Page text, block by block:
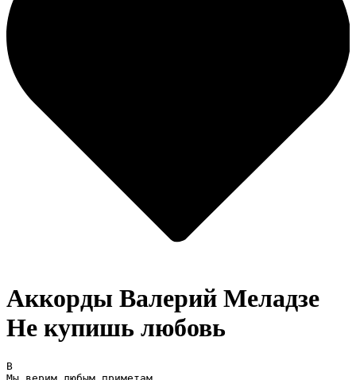
Аккорды Валерий Меладзе
Не купишь любовь
B